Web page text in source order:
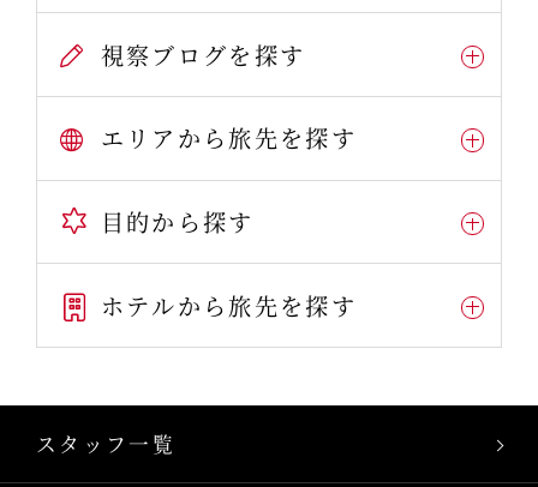
視察ブログを探す
エリアから旅先を探す
目的から探す
ホテルから旅先を探す
スタッフ一覧